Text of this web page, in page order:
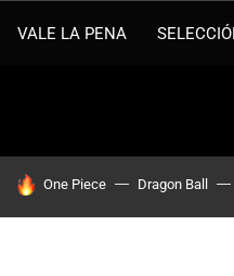
VALE LA PENA
HOY SE HABLA DE
One Piece Dragon Ball